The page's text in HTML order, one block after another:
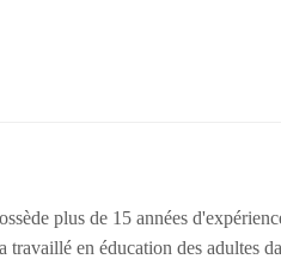
plus de 15 années
en éducation des adultes